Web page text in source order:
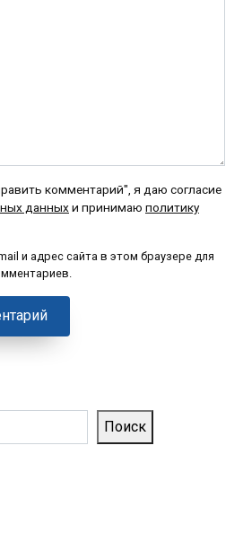
комментарий", я даю согласие
данныхи принимаю политику
и адрес сайта в этом браузере для
Поиск